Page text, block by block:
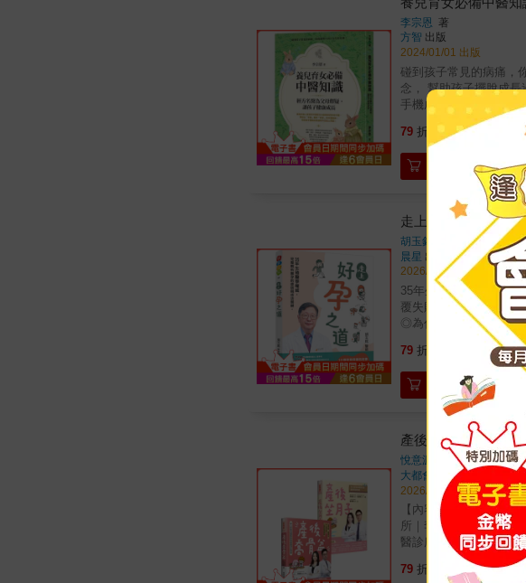
「不孕」危機，推薦給
李宗恩 著
方智 出版
2024/01/01 出版
碰到孩子常見的病痛，你的選擇不再只有打針吃藥！ 兼具科技人
念， 幫助孩子擺脫成長過程中的惱人問題！ ‧判斷孩子是否感冒的基本準則
手機成癮，中醫也有妙招 ‧如何提升
命時，都希望以最天然的方式，取代瓶瓶罐罐
育兒女的中醫知識。於
集結出書。 ★養兒育女過程中常見的疑難雜症，中醫有解！ 無論是感冒、發燒、睡眠問題、食欲、視力、牙齒保健、過動、無法專心、脾氣大、
過胖、過瘦、長不高
問題，或是疫苗、維
中醫育兒知識，讓孩子的身心成長不卡關。 這些養兒育女不可不知的中醫
看中醫時，也能讓你跟醫生討論起來更
享他體悟到的養兒育女
方名醫爸爸聆聽孩子身體和心裡的聲音，你
兒育女必備中醫知識》
醫都有解方。對家有青
來更多的幸福與平衡。
79 折 特價 260
加入購物車
走上好孕之道
胡玉銘
晨星 出版
2026/08/12 出版
35年生殖醫學權威完整
覆失敗，下一步該怎麼
◎為什麼檢查正常，卻
並在對的時間、做對
享，結合臨床經驗與最
路。本書特色◎35年臨
讀，讓你理解身體，
懷孕不再只是「試試
79 折 元
加入購物車
產後調理全書（全二
悅意源心中醫診所 院長
大都會
出版
2026/07/01 出版
【內容簡介】專業推
所｜李興明院長台灣鳳
醫診所｜沈瑞斌院長《
柏廷主治醫師全台唯
媽媽，不代表要與疼痛
79 折 758 元